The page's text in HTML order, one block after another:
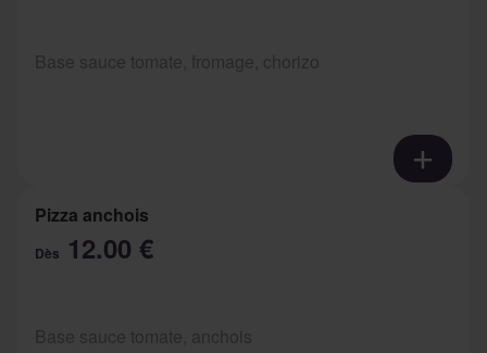
Pizza anchois
Dès 12.00 €